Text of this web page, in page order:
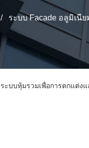
/ ระบบ Facade อลูมิเนี
ระบบหุ้มรวมเพื่อการตกแต่ง